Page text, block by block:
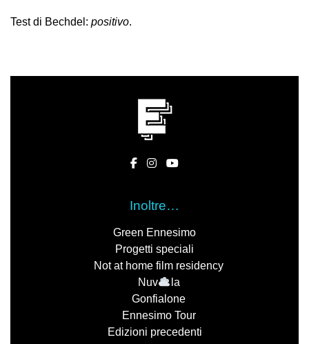
Test di Bechdel: positivo.
Inoltre…
Green Ennesimo
Progetti speciali
Not at home film residency
Nuv
la
Gonfialone
Ennesimo Tour
Edizioni precedenti